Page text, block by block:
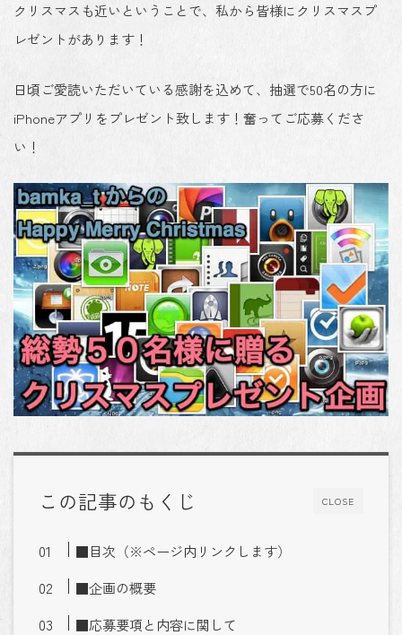
クリスマスも近いということで、私から皆様にクリスマスプ
レゼントがあります！
日頃ご愛読いただいている感謝を込めて、抽選で50名の方に
iPhoneアプリをプレゼント致します！奮ってご応募くださ
い！
CLOSE
この記事のもくじ
■目次（※ページ内リンクします）
■企画の概要
■応募要項と内容に関して